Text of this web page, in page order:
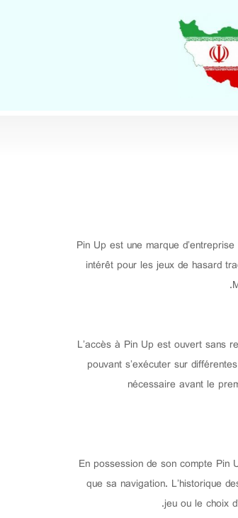
Pin Up est une marque
intérêt pour les jeux de hasard
L’accès à Pin Up est ouvert sans
pouvant s’exécuter sur
nécessaire avant le
En possession de son compte Pin
que sa navigation. L’historique
jeu ou le choix